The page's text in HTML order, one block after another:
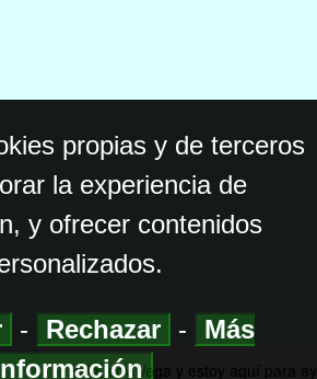
propias y de terceros
la experiencia de
y ofrecer contenidos
- Rechazar -
Más